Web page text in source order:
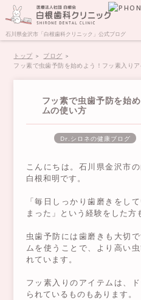
石川県金沢市「白根歯科クリニック」公式ブログ
トップ
ブログ
フッ素で虫歯予防を始めよう！フッ素入り
フッ素で虫歯予防を始
ムの使い方
Dr.シロネの健康ブログ
こんにちは。石川県金沢市
白根和明です。
「毎日しっかり歯磨きをし
まった」という経験をした方
虫歯予防には歯磨きも大切
ムを使うことで、より高い
れています。
フッ素入りのアイテムは、
られているものもあります。